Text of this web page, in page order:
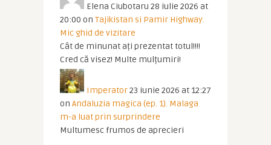
Elena Ciubotaru 28 iulie 2026 at
20:00 on Tajikistan si Pamir Highway.
Mic ghid de vizitare
Cât de minunat ați prezentat totul!!!!
Cred că visez! Multe mulțumiri!
Imperator23 iunie 2026 at 12:27
on Andaluzia magica (ep. 1). Malaga
m-a luat prin surprindere
Multumesc frumos de aprecieri